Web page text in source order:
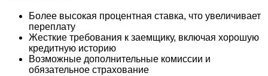
Более высокая процентная ставка, что увеличивает
переплату
Жесткие требования к заемщику, включая хорошую
кредитную историю
Возможные дополнительные комиссии и
обязательное страхование